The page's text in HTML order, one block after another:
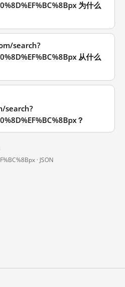
为什么
search?
从什么
search?
？
· JSON